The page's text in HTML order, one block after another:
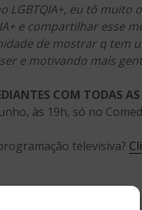
LGBTQIA+, eu tô
e compartilhar esse
de mostrar q tem
e motivando mais
COM TODAS
às 19h, só no
televisiva?